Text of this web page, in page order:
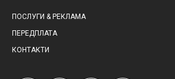
ПОСЛУГИ & РЕКЛАМА
ПЕРЕДПЛАТА
КОНТАКТИ